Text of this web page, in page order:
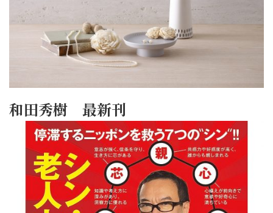
和田秀樹 最新刊